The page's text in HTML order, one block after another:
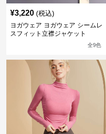
¥3,220 (税込)
ヨガウェア ヨガウェア シームレ
スフィット立襟ジャケット
全9色